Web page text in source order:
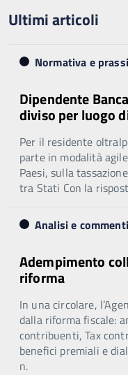
Ultimi articoli
Normativa e prassi
Dipendente
diviso per luogo
Per il residente
parte in modalità
Paesi, sulla
tra Stati Con la
Analisi e commenti
Adempimento
riforma
In una circolare,
dalla riforma fiscale:
contribuenti, Tax
benefici premiali e
n.